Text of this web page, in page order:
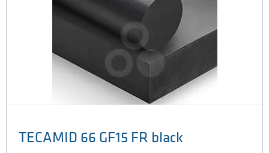
TECAMID 66 GF15 FR black